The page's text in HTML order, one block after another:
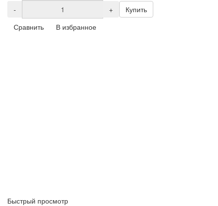
- +
Купить
Сравнить
В избранное
Быстрый просмотр